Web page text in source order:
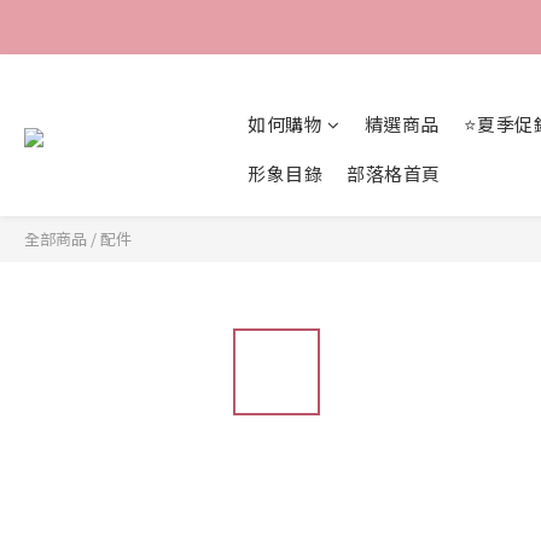
如何購物 精選商品
⭐夏季促
形象目錄
部落格首頁
全部商品 /配件